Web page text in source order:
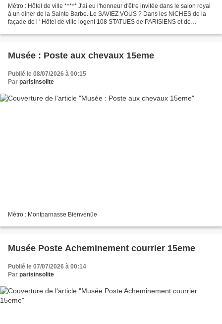
Métro : Hôtel de ville ***** J'ai eu l'honneur d'être invitée dans le salon royal
à un diner de la Sainte Barbe. Le SAVIEZ VOUS ? Dans les NICHES de la
façade de l ' Hôtel de ville logent 108 STATUES de PARISIENS et de
Musée : Poste aux chevaux 15eme
Publié le 08/07/2026 à 00:15
Par parisinsolite
Métro : Montparnasse Bienvenüe
Musée Poste Acheminement courrier 15eme
Publié le 07/07/2026 à 00:14
Par parisinsolite